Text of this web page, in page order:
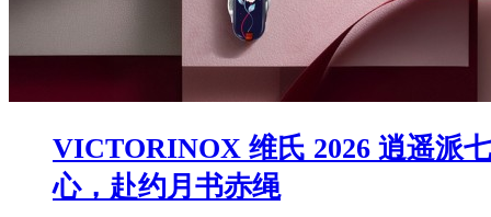
VICTORINOX 维氏 2026 逍遥派
心，赴约月书赤绳